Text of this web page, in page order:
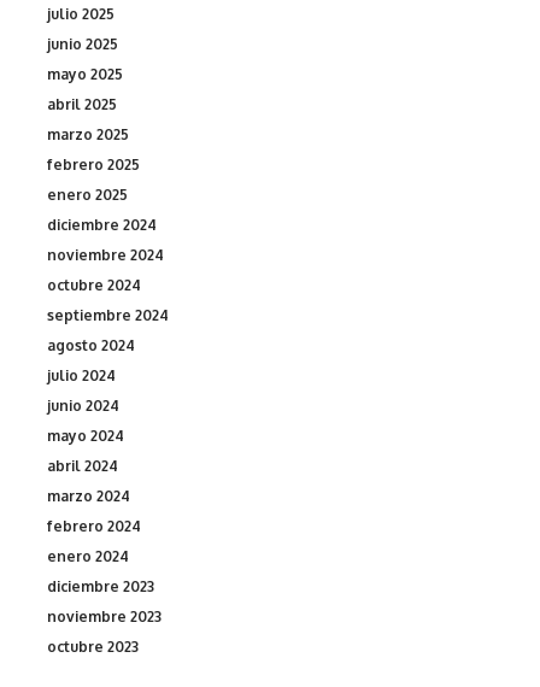
julio 2025
junio 2025
mayo 2025
abril 2025
marzo 2025
febrero 2025
enero 2025
diciembre 2024
noviembre 2024
octubre 2024
septiembre 2024
agosto 2024
julio 2024
junio 2024
mayo 2024
abril 2024
marzo 2024
febrero 2024
enero 2024
diciembre 2023
noviembre 2023
octubre 2023